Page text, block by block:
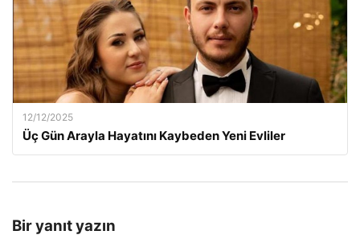
12/12/2025
Üç Gün Arayla Hayatını Kaybeden Yeni Evliler
Bir yanıt yazın